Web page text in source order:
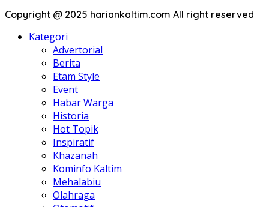
Copyright @ 2025 hariankaltim.com All right reserved
Kategori
Advertorial
Berita
Etam Style
Event
Habar Warga
Historia
Hot Topik
Inspiratif
Khazanah
Kominfo Kaltim
Mehalabiu
Olahraga